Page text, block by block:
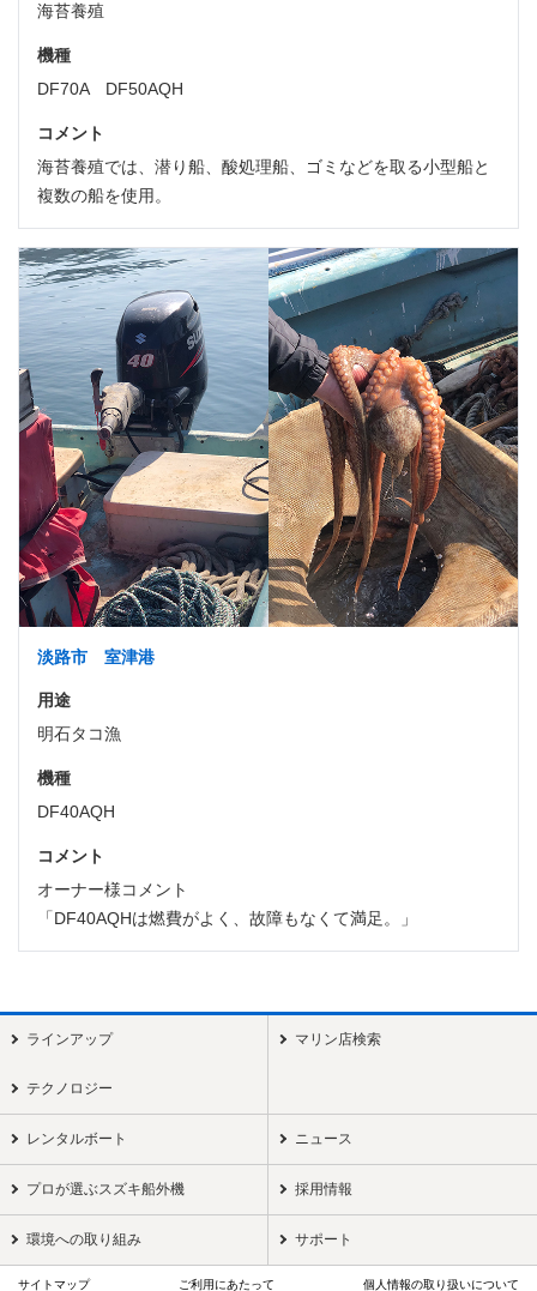
海苔養殖
機種
DF70A DF50AQH
コメント
海苔養殖では、潜り船、酸処理船、ゴミなどを取る小型船と
複数の船を使用。
淡路市 室津港
用途
明石タコ漁
機種
DF40AQH
コメント
オーナー様コメント
「DF40AQHは燃費がよく、故障もなくて満足。」
ラインアップ
テクノロジー
マリン店検索
レンタルボート ニュース
プロが選ぶスズキ船外機 採用情報
環境への取り組み サポート
サイトマップ ご利用にあたって 個人情報の取り扱いについて